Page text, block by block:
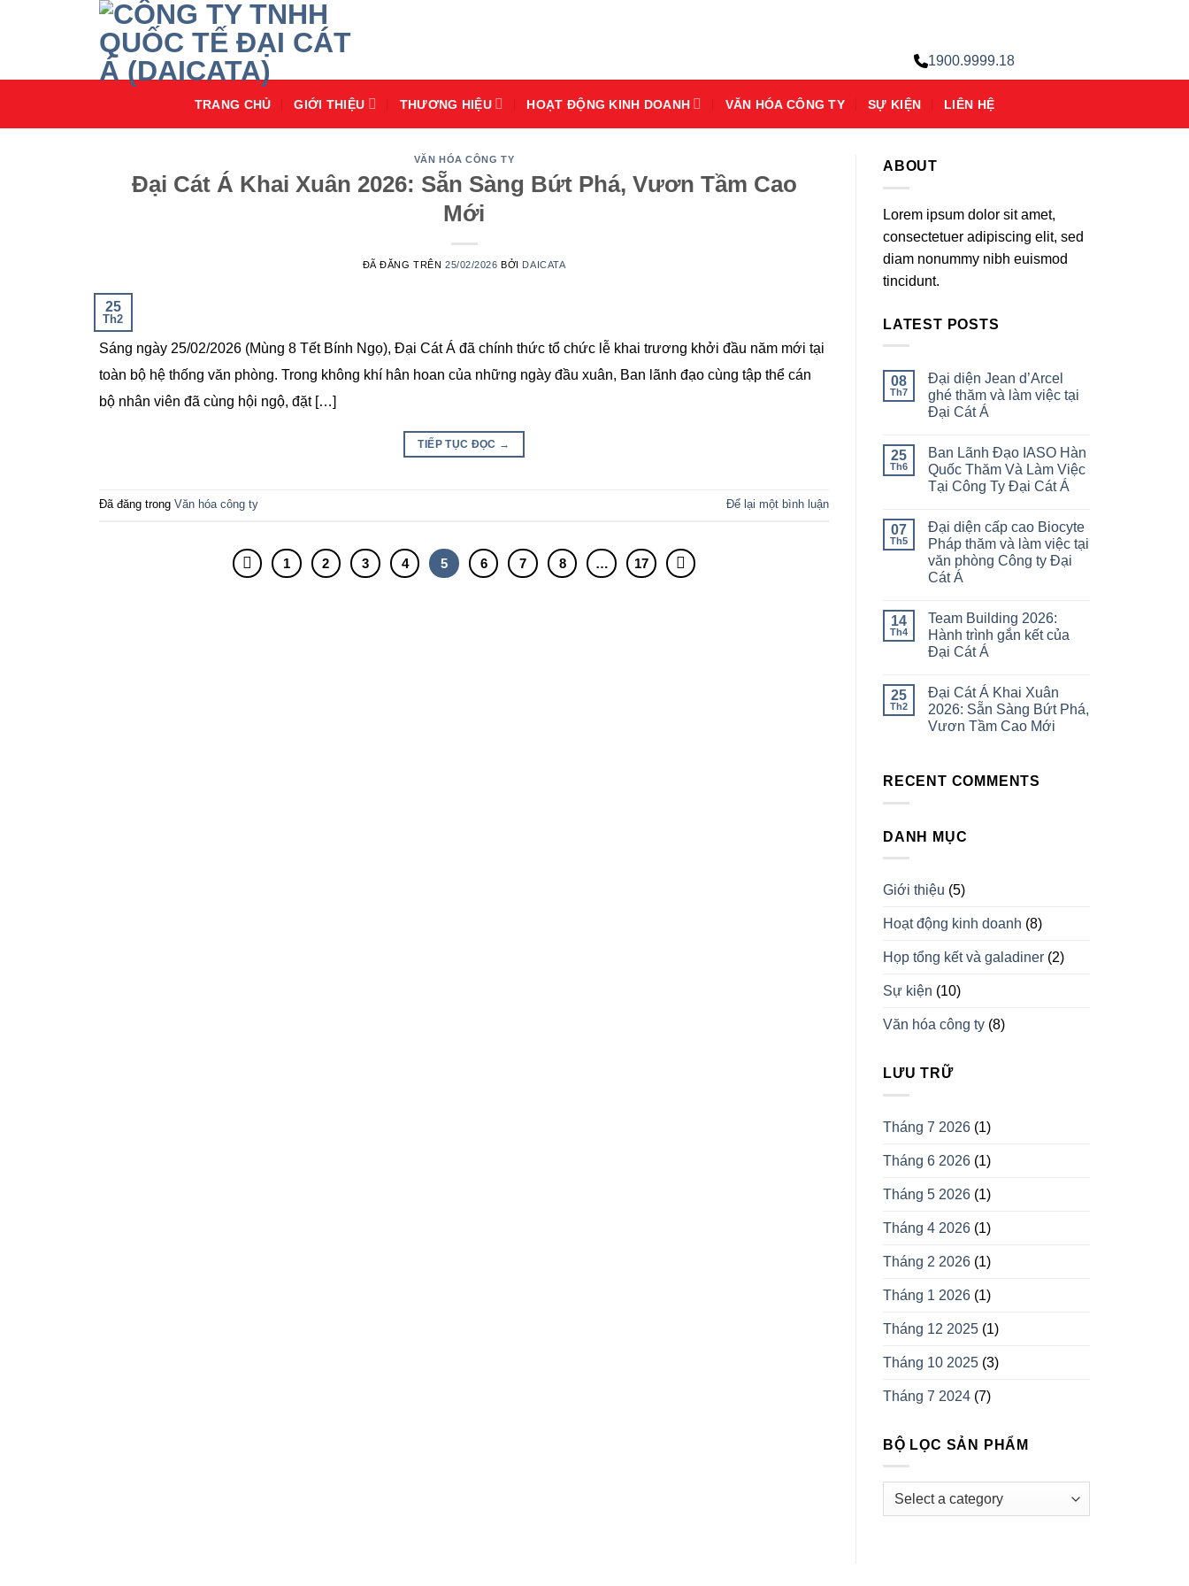
dung
1900.9999.18
TRANG CHỦ GIỚI THIỆU THƯƠNG HIỆU HOẠT ĐỘNG KINH DOANH VĂN HÓA CÔNG TY SỰ KIỆN LIÊN HỆ
VĂN HÓA CÔNG TY
Đại Cát Á Khai Xuân 2026: Sẵn Sàng Bứt Phá, Vươn Tầm Cao
Mới
ĐÃ ĐĂNG TRÊN 25/02/2026 BỞI DAICATA
25
Th2
Sáng ngày 25/02/2026 (Mùng 8 Tết Bính Ngọ), Đại Cát Á đã chính thức tổ chức lễ khai trương khởi đầu năm mới tại
toàn bộ hệ thống văn phòng. Trong không khí hân hoan của những ngày đầu xuân, Ban lãnh đạo cùng tập thể cán
bộ nhân viên đã cùng hội ngộ, đặt […]
TIẾP TỤC ĐỌC →
Đã đăng trong Văn hóa công ty Để lại một bình luận
1 2 3 4 5 6 7 8 … 17
ABOUT
Lorem ipsum dolor sit amet,
consectetuer adipiscing elit, sed
diam nonummy nibh euismod
tincidunt.
LATEST POSTS
08
Th7
Đại diện Jean d’Arcel
ghé thăm và làm việc tại
Đại Cát Á
25
Th6
Ban Lãnh Đạo IASO Hàn
Quốc Thăm Và Làm Việc
Tại Công Ty Đại Cát Á
07
Th5
Đại diện cấp cao Biocyte
Pháp thăm và làm việc tại
văn phòng Công ty Đại
Cát Á
14
Th4
Team Building 2026:
Hành trình gắn kết của
Đại Cát Á
25
Th2
Đại Cát Á Khai Xuân
2026: Sẵn Sàng Bứt Phá,
Vươn Tầm Cao Mới
RECENT COMMENTS
DANH MỤC
Giới thiệu (5)
Hoạt động kinh doanh (8)
Họp tổng kết và galadiner (2)
Sự kiện (10)
Văn hóa công ty (8)
LƯU TRỮ
Tháng 7 2026 (1)
Tháng 6 2026 (1)
Tháng 5 2026 (1)
Tháng 4 2026 (1)
Tháng 2 2026 (1)
Tháng 1 2026 (1)
Tháng 12 2025 (1)
Tháng 10 2025 (3)
Tháng 7 2024 (7)
BỘ LỌC SẢN PHẨM